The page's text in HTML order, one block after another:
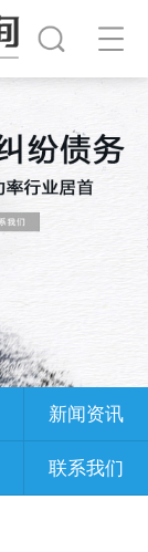
新闻资讯
联系我们